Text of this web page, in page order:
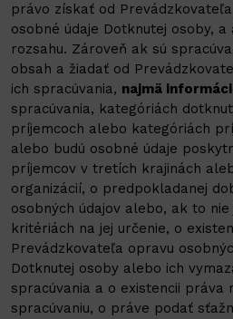
právo získať od
osobné údaje Dotknutej osoby,
rozsahu. Zároveň ak sú
obsah a žiadať od
ich spracúvania, najmä
spracúvania, kategóriách
príjemcoch alebo kategóriách
alebo budú osobné údaje
príjemcov v tretích krajinách
organizácií, o predpokladanej
osobných údajov alebo, ak to
kritériách na jej určenie, o
Prevádzkovateľa opravu
Dotknutej osoby alebo ich
spracúvania a o existencii
spracúvaniu, o práve podať